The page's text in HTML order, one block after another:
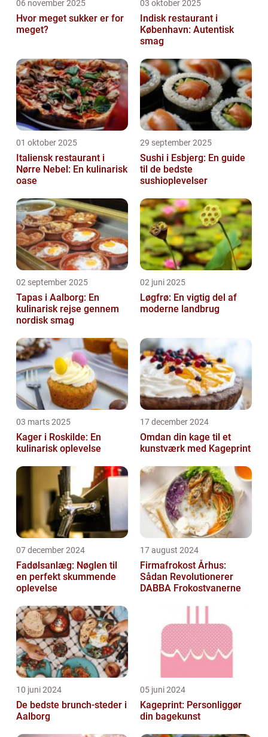
06 november 2025
Hvor meget sukker er for
meget?
03 oktober 2025
Indisk restaurant i
København: Autentisk
smag
01 oktober 2025
Italiensk restaurant i
Nørre Nebel: En kulinarisk
oase
29 september 2025
Sushi i Esbjerg: En guide
til de bedste
sushioplevelser
02 september 2025
Tapas i Aalborg: En
kulinarisk rejse gennem
nordisk smag
02 juni 2025
Løgfrø: En vigtig del af
moderne landbrug
03 marts 2025
Kager i Roskilde: En
kulinarisk oplevelse
17 december 2024
Omdan din kage til et
kunstværk med Kageprint
07 december 2024
Fadølsanlæg: Nøglen til
en perfekt skummende
oplevelse
17 august 2024
Firmafrokost Århus:
Sådan Revolutionerer
DABBA Frokostvanerne
10 juni 2024
De bedste brunch-steder i
Aalborg
05 juni 2024
Kageprint: Personliggør
din bagekunst